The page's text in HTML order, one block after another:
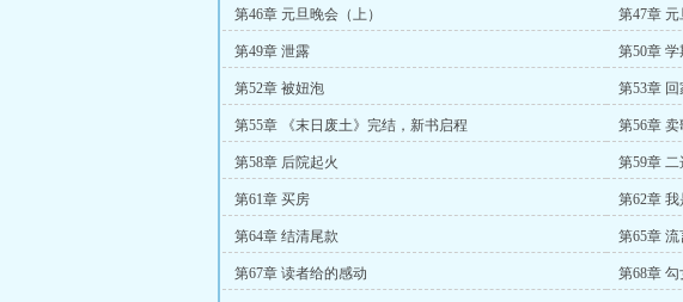
第46章 元旦晚会（上） 第47章 元
第49章 泄露 第50章
第52章 被妞泡 第53章 回
第55章 《末日废土》完结，新书启程 第56章 卖
第58章 后院起火 第59章 二
第61章 买房 第62章
第64章 结清尾款 第65章
第67章 读者给的感动 第68章 勾